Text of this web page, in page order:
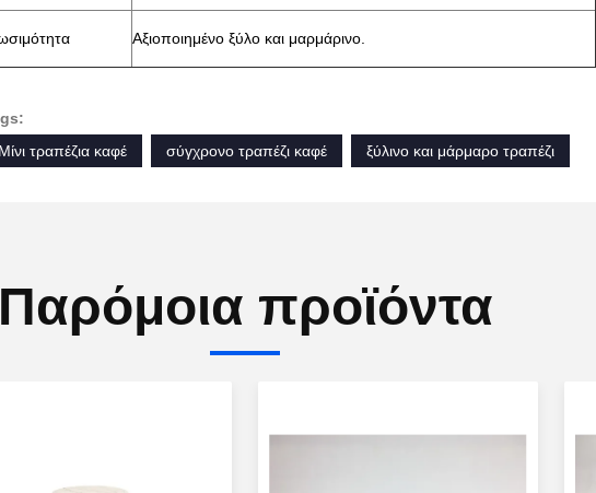
Αξιοποιημένο ξύλο και μαρμάρινο.
τραπέζια καφέ
σύγχρονο τραπέζι καφέ ξύλινο και μάρμαρο τραπέζι
προϊόντα